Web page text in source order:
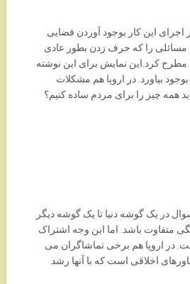
اجرای این کار بوجود آوردن فضایی
را که حرف زدن بطور عادی
کرد.این نمایش برای این نوشته
بیاورد. در اروپا هم مشکلات
همه چیز را برای مردم ساده کنیم؟
در یک گوشه دنیا تا یک گوشه دیگر
متفاوت باشد. اما این وجه اشتراک
در اروپا هم برخی تماشاگران می
اخلاقی است که با‌ آنها رشد